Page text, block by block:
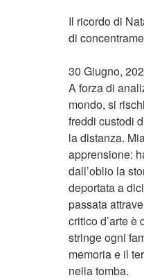
Il ricordo di
di
30 Giugno,
A forza di
mondo, si
freddi custodi
la distanza.
apprensione:
dall’oblio la
deportata a
passata
critico d’arte
stringe ogni
memoria e il
nella tomba.